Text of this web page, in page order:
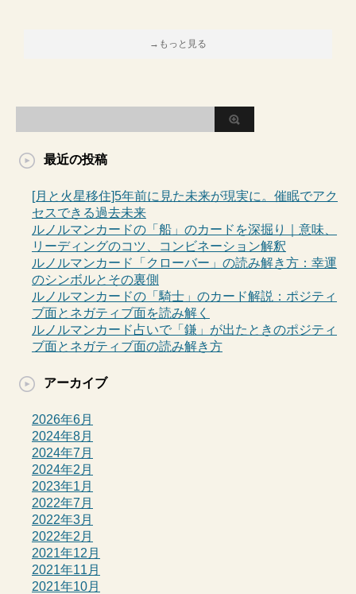
→もっと見る
最近の投稿
[月と火星移住]5年前に見た未来が現実に。催眠でアク
セスできる過去未来
ルノルマンカードの「船」のカードを深掘り｜意味、
リーディングのコツ、コンビネーション解釈
ルノルマンカード「クローバー」の読み解き方：幸運
のシンボルとその裏側
ルノルマンカードの「騎士」のカード解説：ポジティ
ブ面とネガティブ面を読み解く
ルノルマンカード占いで「鎌」が出たときのポジティ
ブ面とネガティブ面の読み解き方
アーカイブ
2026年6月
2024年8月
2024年7月
2024年2月
2023年1月
2022年7月
2022年3月
2022年2月
2021年12月
2021年11月
2021年10月